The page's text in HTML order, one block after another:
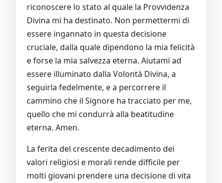
riconoscere lo stato al quale la Provvidenza
Divina mi ha destinato. Non permettermi di
essere ingannato in questa decisione
cruciale, dalla quale dipendono la mia felicità
e forse la mia salvezza eterna. Aiutami ad
essere illuminato dalla Volontà Divina, a
seguirla fedelmente, e a percorrere il
cammino che il Signore ha tracciato per me,
quello che mi condurrà alla beatitudine
eterna. Amen.
La ferita del crescente decadimento dei
valori religiosi e morali rende difficile per
molti giovani prendere una decisione di vita